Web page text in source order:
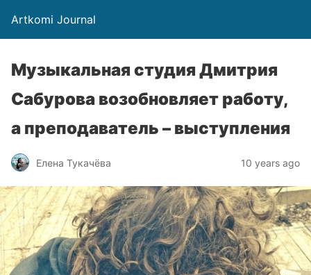
Artkomi Journal
Музыкальная студия Дмитрия
Сабурова возобновляет работу,
а преподаватель – выступления
Елена Тукачёва 10 years ago